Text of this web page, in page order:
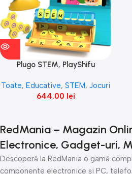
Plugo STEM, PlayShifu
Toate, Educative, STEM, Jocuri
644.00 lei
RedMania – Magazin
Electronice, Gadget-uri,
Descoperă la RedMania o gamă
componente electronice și PC,